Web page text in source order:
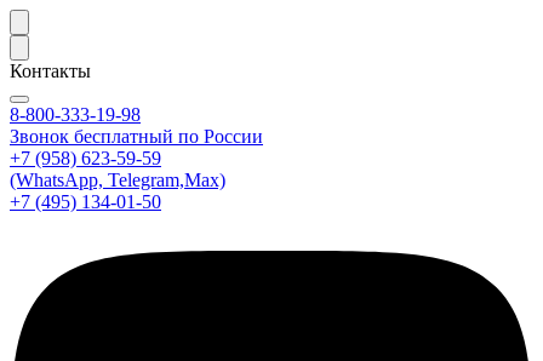
Контакты
8-800-333-19-98
Звонок бесплатный по России
+7 (958) 623-59-59
(WhatsApp, Telegram,Max)
+7 (495) 134-01-50